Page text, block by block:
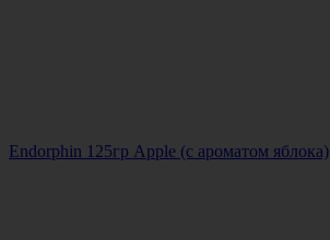
Endorphin 125гр Apple (с ароматом яблока)